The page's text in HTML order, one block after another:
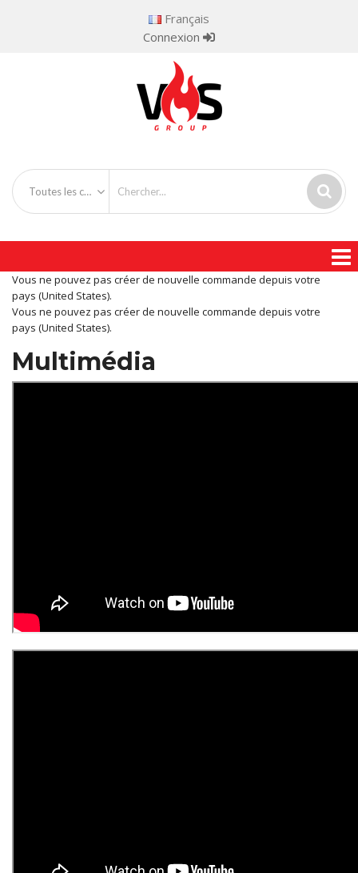
Français
Connexion
Toutes les catégories
Vous ne pouvez pas créer de nouvelle commande depuis votre
pays (United States).
Vous ne pouvez pas créer de nouvelle commande depuis votre
pays (United States).
Multimédia